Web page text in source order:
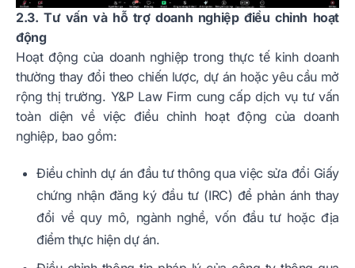
2.3. Tư vấn và hỗ trợ doanh nghiệp điều chỉnh hoạt
động
Hoạt động của doanh nghiệp trong thực tế kinh doanh
thường thay đổi theo chiến lược, dự án hoặc yêu cầu mở
rộng thị trường. Y&P Law Firm cung cấp dịch vụ tư vấn
toàn diện về việc điều chỉnh hoạt động của doanh
nghiệp, bao gồm:
Điều chỉnh dự án đầu tư thông qua việc sửa đổi Giấy
chứng nhận đăng ký đầu tư (IRC) để phản ánh thay
đổi về quy mô, ngành nghề, vốn đầu tư hoặc địa
điểm thực hiện dự án.